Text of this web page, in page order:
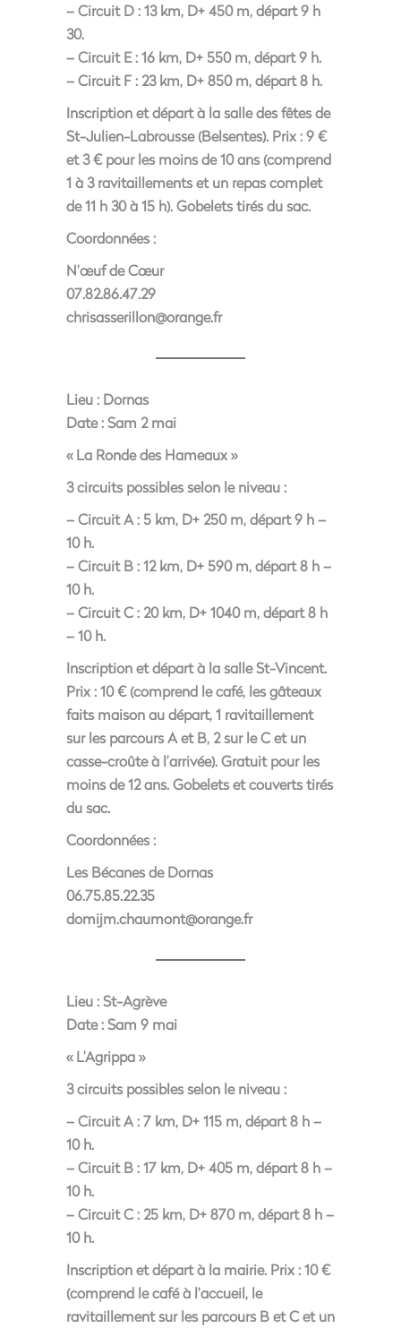
– Circuit D : 13 km, D+ 450 m, départ 9 h
30.
– Circuit E : 16 km, D+ 550 m, départ 9 h.
– Circuit F : 23 km, D+ 850 m, départ 8 h.
Inscription et départ à la salle des fêtes de
St-Julien-Labrousse (Belsentes). Prix : 9 €
et 3 € pour les moins de 10 ans (comprend
1 à 3 ravitaillements et un repas complet
de 11 h 30 à 15 h). Gobelets tirés du sac.
Coordonnées :
N’œuf de Cœur
07.82.86.47.29
chrisasserillon@orange.fr
Lieu : Dornas
Date :Sam 2 mai
« La Ronde des Hameaux »
3 circuits possibles selon le niveau :
– Circuit A : 5 km, D+ 250 m, départ 9 h –
10 h.
– Circuit B : 12 km, D+ 590 m, départ 8 h –
10 h.
– Circuit C : 20 km, D+ 1040 m, départ 8 h
– 10 h.
Inscription et départ à la salle St-Vincent.
Prix : 10 € (comprend le café, les gâteaux
faits maison au départ, 1 ravitaillement
sur les parcours A et B, 2 sur le C et un
casse-croûte à l’arrivée). Gratuit pour les
moins de 12 ans. Gobelets et couverts tirés
du sac.
Coordonnées :
Les Bécanes de Dornas
06.75.85.22.35
domijm.chaumont@orange.fr
Lieu :St-Agrève
Date :Sam 9 mai
« L’Agrippa »
3 circuits possibles selon le niveau :
– Circuit A : 7 km, D+ 115 m, départ 8 h –
10 h.
– Circuit B : 17 km, D+ 405 m, départ 8 h –
10 h.
– Circuit C : 25 km, D+ 870 m, départ 8 h –
10 h.
Inscription et départ à la mairie. Prix : 10 €
(comprend le café à l’accueil, le
ravitaillement sur les parcours B et C et un